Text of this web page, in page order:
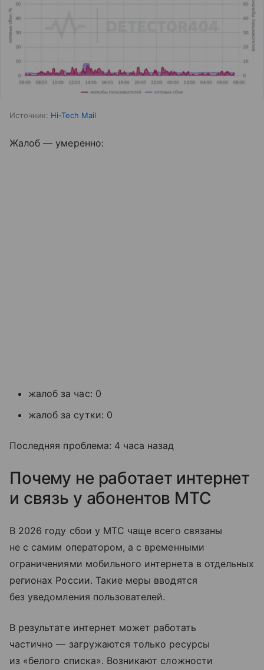
Источник: Hi-Tech Mail
Жалоб — умеренно:
жалоб за час: 0
жалоб за сутки: 0
Последняя проблема: 4 часа назад
Почему не работает интернет
и связь у абонентов МТС
В 2026 году сбои у МТС чаще всего связаны
не с самим оператором, а с временными
ограничениями мобильного интернета в отдельных
регионах России. Такие меры вводятся
без уведомления пользователей.
В результате интернет может работать
частично — загружаются только ресурсы
из «белого списка». Возникают сложности